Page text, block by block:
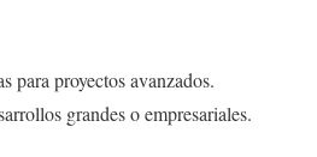
para proyectos avanzados.
grandes o empresariales.